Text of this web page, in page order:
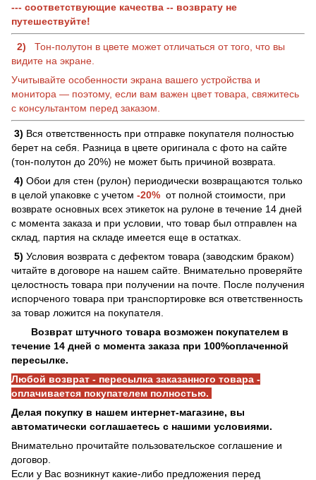
--- соответствующие качества -- возврату не
путешествуйте!
2)
Тон-полутон в цвете может отличаться от того, что вы
видите на экране.
Учитывайте особенности экрана вашего устройства и
монитора — поэтому, если вам важен цвет товара, свяжитесь
с консультантом перед заказом.
3) Вся ответственность при отправке покупателя полностью
берет на себя. Разница в цвете оригинала с фото на сайте
(тон-полутон до 20%) не может быть причиной возврата.
4) Обои для стен (рулон) периодически возвращаются только
в целой упаковке с учетом -20% от полной стоимости, при
возврате основных всех этикеток на рулоне в течение 14 дней
с момента заказа и при условии, что товар был отправлен на
склад, партия на складе имеется еще в остатках.
5) Условия возврата с дефектом товара (заводским браком)
читайте в договоре на нашем сайте. Внимательно проверяйте
целостность товара при получении на почте. После получения
испорченого товара при транспортировке вся ответственность
за товар ложится на покупателя.
Возврат штучного товара возможен покупателем в
течение 14 дней с момента заказа при 100%оплаченной
пересылке.
Любой возврат - пересылка заказанного товара -
оплачивается покупателем полностью.
Делая покупку в нашем интернет-магазине, вы
автоматически соглашаетесь с нашими условиями.
Внимательно прочитайте пользовательское соглашение и
договор.
Если у Вас возникнут какие-либо предложения перед